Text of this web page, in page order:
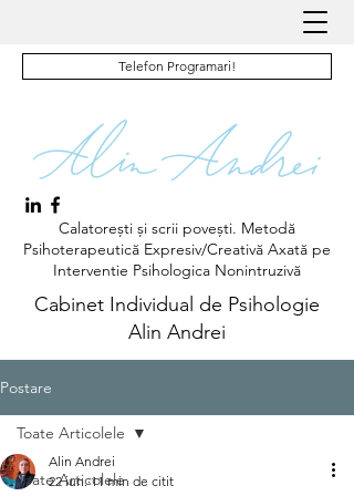
Calatorești și scrii povești. Metodă
Psihoterapeutică Expresiv/Creativă Axată pe
Interventie Psihologica Nonintruzivă
Telefon Programari!
Cabinet Individual de Psihologie
Alin Andrei
Postare
Toate Articolele
Toate Articolele
Alin Andrei
22 iun. 11 min de citit